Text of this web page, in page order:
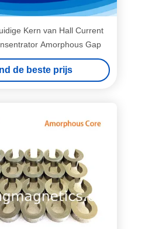
Kern van Hall Current
Amorphous Gap
de beste prijs